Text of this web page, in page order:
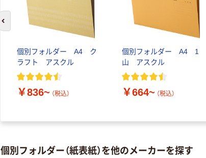
個別フォルダー A4 ク
ラフト アスクル
￥836~ （税込）
個別フォルダー A4 1
山 アスクル
￥664~ （税込）
前のスライドへ
個別フォルダー（紙表紙）を他のメーカーを探す